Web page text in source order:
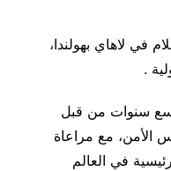
السلام في لاهاي بهولندا،
.
لمدة تسع سنوات من قبل
الأمن، مع مراعاة
في العالم